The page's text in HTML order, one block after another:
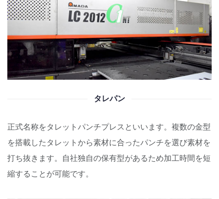
タレパン
正式名称をタレットパンチプレスといいます。 複数の金型
を搭載したタレットから素材に合ったパンチを選び素材を
打ち抜きます。
自社独自の保有型があるため加工時間を短
縮することが可能です。